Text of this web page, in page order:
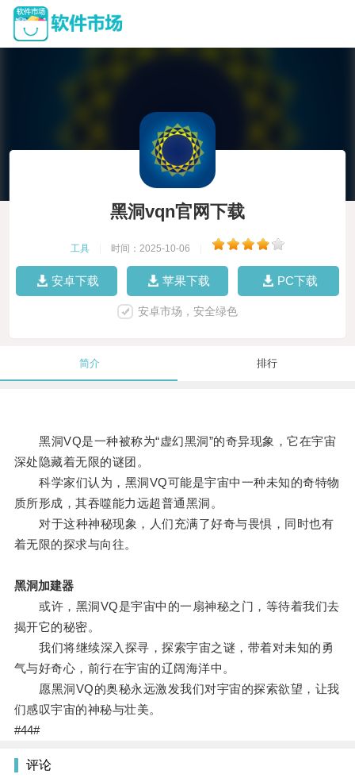
黑洞vqn官网下载
工具 时间：2025-10-06
安卓下载 苹果下载 PC下载
安卓市场，安全绿色
简介 排行
黑洞VQ是一种被称为“虚幻黑洞”的奇异现象，它在宇宙
深处隐藏着无限的谜团。
科学家们认为，黑洞VQ可能是宇宙中一种未知的奇特物
质所形成，其吞噬能力远超普通黑洞。
对于这种神秘现象，人们充满了好奇与畏惧，同时也有
着无限的探求与向往。
黑洞加建器
或许，黑洞VQ是宇宙中的一扇神秘之门，等待着我们去
揭开它的秘密。
我们将继续深入探寻，探索宇宙之谜，带着对未知的勇
气与好奇心，前行在宇宙的辽阔海洋中。
愿黑洞VQ的奥秘永远激发我们对宇宙的探索欲望，让我
们感叹宇宙的神秘与壮美。
#44#
评论